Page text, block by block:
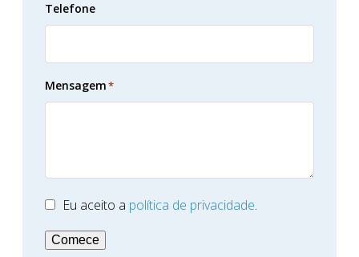
Telefone
Mensagem*
Eu aceito a política de privacidade.
Comece